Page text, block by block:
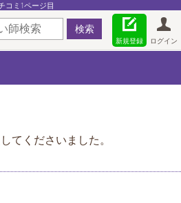
コミ1ページ目
ログイン
新規登録
てくださいました。